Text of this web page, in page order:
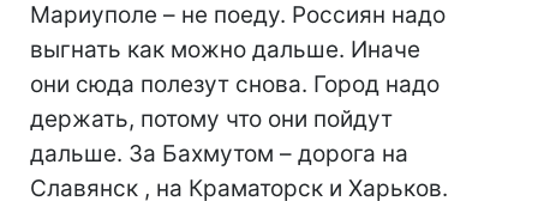
Мариуполе – не поеду. Россиян надо
выгнать как можно дальше. Иначе
они сюда полезут снова. Город надо
держать, потому что они пойдут
дальше. За Бахмутом – дорога на
Славянск , на Краматорск и Харьков.